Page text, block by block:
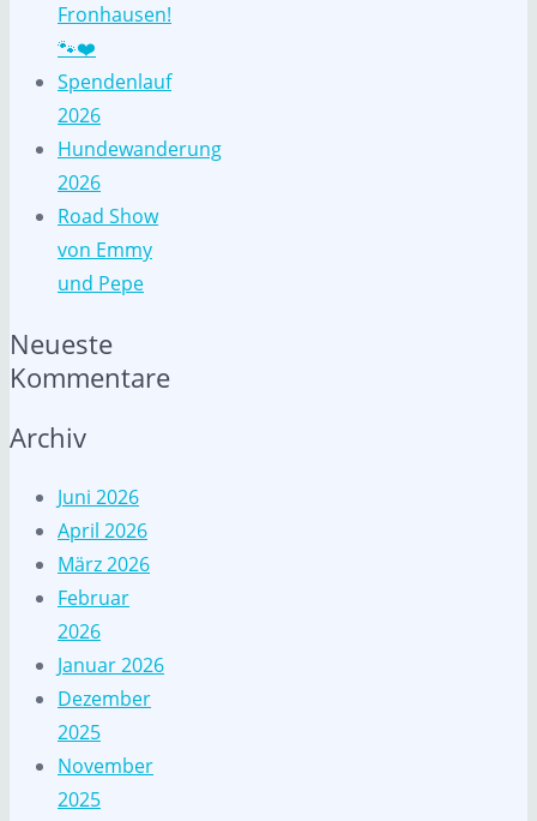
Fronhausen!
🐾❤️
Spendenlauf
2026
Hundewanderung
2026
Road Show
von Emmy
und Pepe
Neueste
Kommentare
Archiv
Juni 2026
April 2026
März 2026
Februar
2026
Januar 2026
Dezember
2025
November
2025